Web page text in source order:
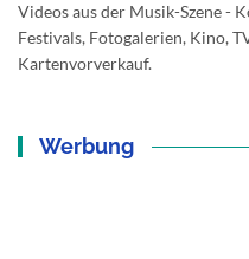
Videos aus der Musik-Szene -
Festivals, Fotogalerien, Kino,
Kartenvorverkauf.
Werbung